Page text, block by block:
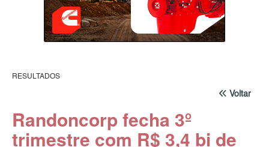
RESULTADOS
Voltar
Randoncorp fecha 3º
trimestre com R$ 3,4 bi de